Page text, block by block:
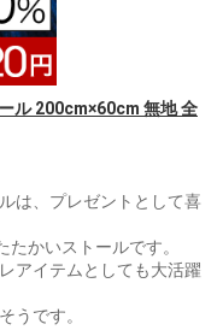
ル 200cm×60cm 無地 全
は、プレゼントとして喜
かいストールです。
アイテムとしても大活躍
うです。